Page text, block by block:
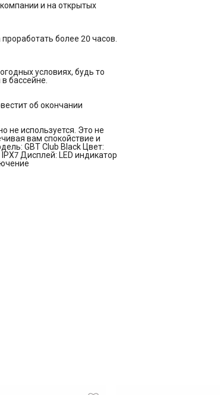
аккумулятора: 7.4 В / 4000 Мач
и на открытых
более 20 часов.
условиях, будь то
бассейне.
об окончании
не используется. Это не
вам спокойствие и
GBT Club Black Цвет:
Дисплей: LED индикатор